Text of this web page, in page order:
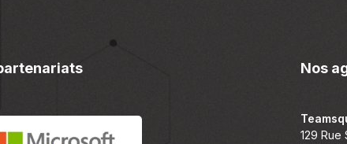
Nos
129 Rue